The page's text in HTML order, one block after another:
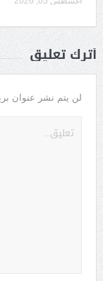
أترك تعليق
لن يتم نشر عنوان